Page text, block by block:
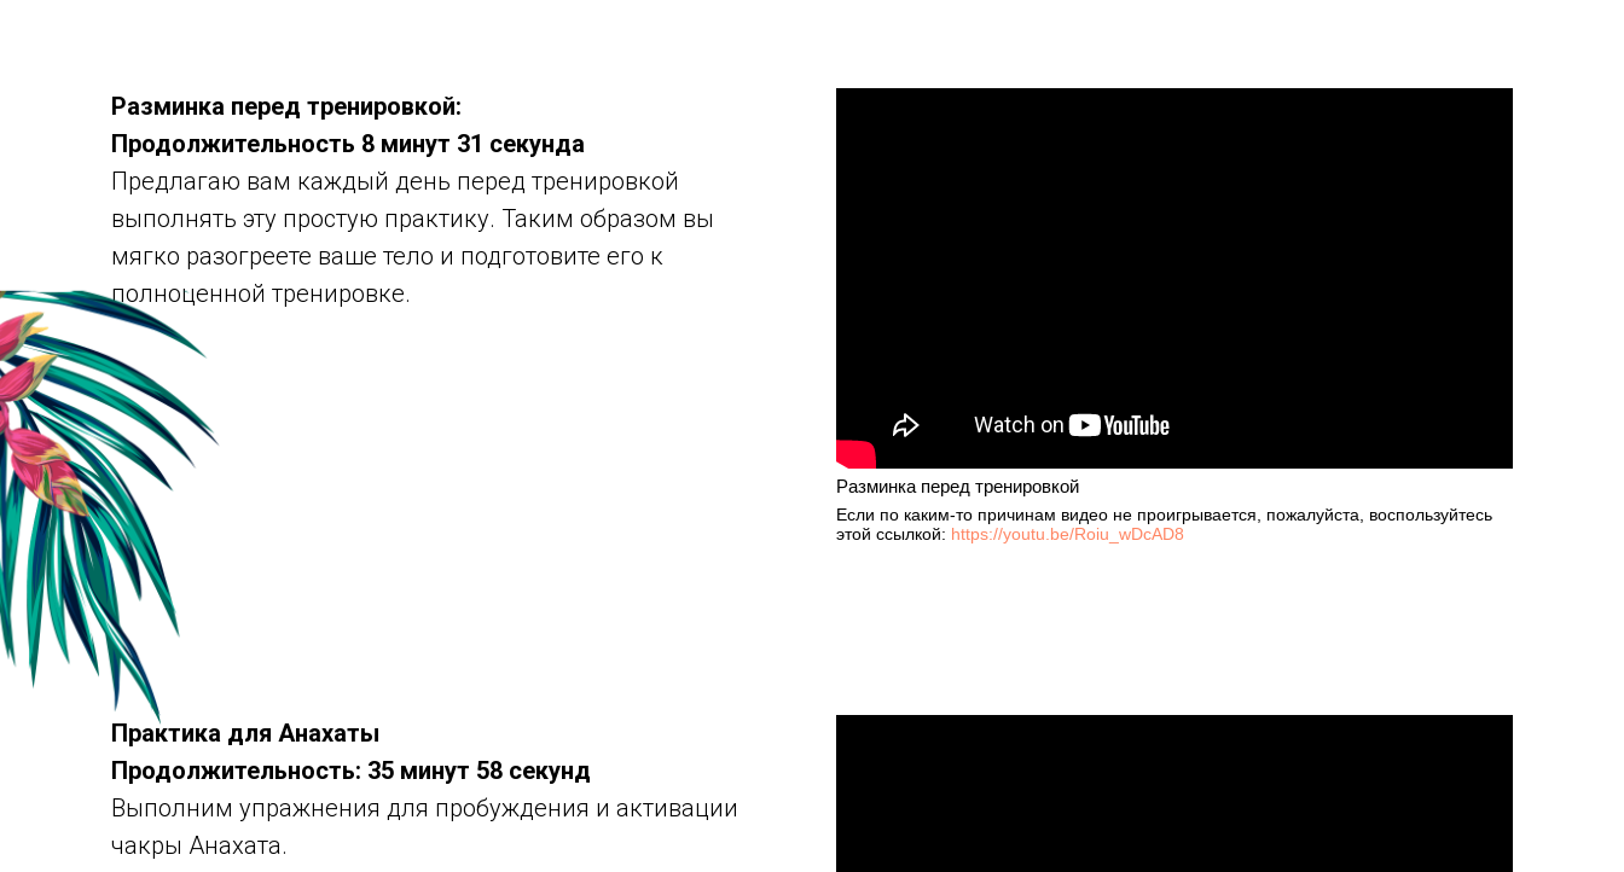
Разминка перед тренировкой:
Продолжительность 8 минут 31 секунда
Предлагаю вам каждый день перед тренировкой
выполнять эту простую практику. Таким образом вы
мягко разогреете ваше тело и подготовите его к
полноценной тренировке.
Разминка перед тренировкой
Если по каким-то причинам видео не проигрывается, пожалуйста, воспользуйтесь
этой ссылкой: https://youtu.be/Roiu_wDcAD8
Практика для Анахаты
Продолжительность: 35 минут 58 секунд
Выполним упражнения для пробуждения и активации
чакры Анахата.